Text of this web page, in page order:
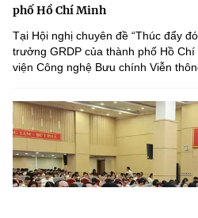
phố Hồ Chí Minh
Tại Hội nghị chuyên đề “Thúc đẩy
trưởng GRDP của thành phố Hồ
viện Công nghệ Bưu chính Viễn